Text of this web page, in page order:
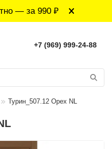
— за 990 ₽
+7 (969) 999-24-88
Турин_507.12 Орех NL